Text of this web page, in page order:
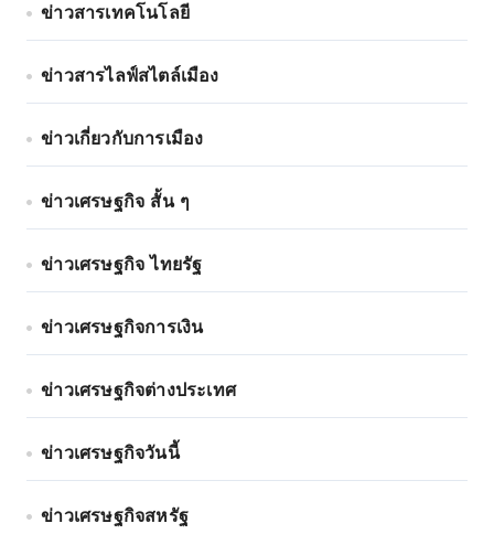
ข่าวสารเทคโนโลยี
ข่าวสารไลฟ์สไตล์เมือง
ข่าวเกี่ยวกับการเมือง
ข่าวเศรษฐกิจ สั้น ๆ
ข่าวเศรษฐกิจ ไทยรัฐ
ข่าวเศรษฐกิจการเงิน
ข่าวเศรษฐกิจต่างประเทศ
ข่าวเศรษฐกิจวันนี้
ข่าวเศรษฐกิจสหรัฐ